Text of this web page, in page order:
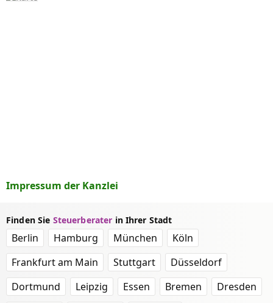
Impressum der Kanzlei
Finden Sie Steuerberater in Ihrer Stadt
Berlin Hamburg München
Köln
Frankfurt am Main
Stuttgart
Düsseldorf
Dortmund
Leipzig Essen Bremen
Dresden